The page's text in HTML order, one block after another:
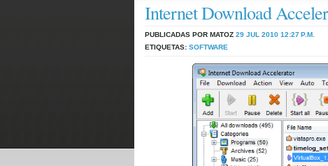
Internet Download
PUBLICADAS POR MATOZ 29 JUL 2010 12:27 P.M.
ETIQUETAS: SOFTWARE